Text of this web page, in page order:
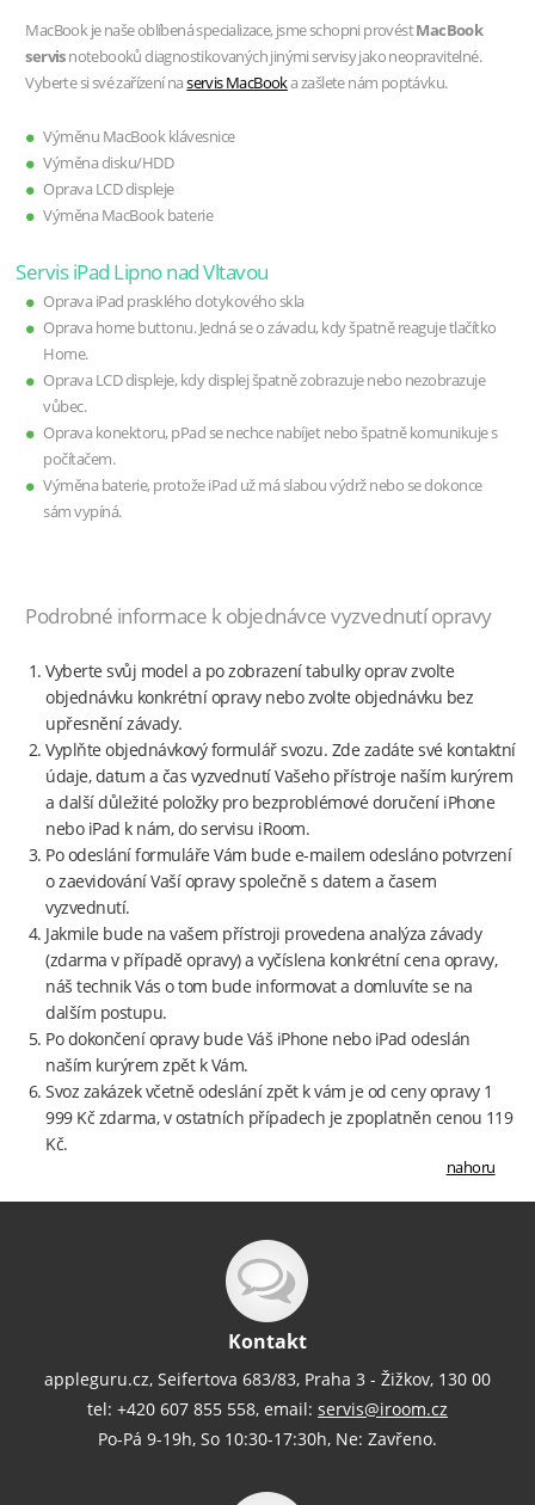
MacBook je naše oblíbená specializace, jsme schopni provéstMacBook
servisnotebooků diagnostikovaných jinými servisy jako neopravitelné.
Vyberte si své zařízení naservis MacBooka zašlete nám poptávku.
Výměnu MacBook klávesnice
Výměna disku/HDD
Oprava LCD displeje
Výměna MacBook baterie
Servis iPad Lipno nad Vltavou
Oprava iPad prasklého dotykového skla
Oprava home buttonu. Jedná se o závadu, kdy špatně reaguje tlačítko
Home.
Oprava LCD displeje, kdy displej špatně zobrazuje nebo nezobrazuje
vůbec.
Oprava konektoru, pPad se nechce nabíjet nebo špatně komunikuje s
počítačem.
Výměna baterie, protože iPad už má slabou výdrž nebo se dokonce
sám vypíná.
Podrobné informace k objednávce vyzvednutí opravy
Vyberte svůj model a po zobrazení tabulky oprav zvolte
objednávku konkrétní opravy nebo zvolte objednávku bez
upřesnění závady.
Vyplňte objednávkový formulář svozu. Zde zadáte své kontaktní
údaje, datum a čas vyzvednutí Vašeho přístroje naším kurýrem
a další důležité položky pro bezproblémové doručení iPhone
nebo iPad k nám, do servisu iRoom.
Po odeslání formuláře Vám bude e-mailem odesláno potvrzení
o zaevidování Vaší opravy společně s datem a časem
vyzvednutí.
Jakmile bude na vašem přístroji provedena analýza závady
(zdarma v případě opravy) a vyčíslena konkrétní cena opravy,
náš technik Vás o tom bude informovat a domluvíte se na
dalším postupu.
Po dokončení opravy bude Váš iPhone nebo iPad odeslán
naším kurýrem zpět k Vám.
Svoz zakázek včetně odeslání zpět k vám je od ceny opravy 1
999 Kč zdarma, v ostatních případech je zpoplatněn cenou 119
Kč.
nahoru
Kontakt
appleguru.cz, Seifertova 683/83, Praha 3 - Žižkov, 130 00
tel: +420 607 855 558, email: servis@iroom.cz
Po-Pá 9-19h, So 10:30-17:30h, Ne: Zavřeno.